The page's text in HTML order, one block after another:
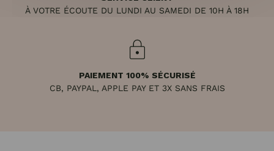
À VOTRE ÉCOUTE DU LUNDI AU SAMEDI DE 10H À 18H
PAIEMENT 100% SÉCURISÉ
CB, PAYPAL, APPLE PAY ET 3X SANS FRAIS